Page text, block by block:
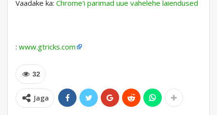
Vaadake ka: Chrome'i parimad uue vahelehe laiendused
: www.gtricks.com
32
Jaga